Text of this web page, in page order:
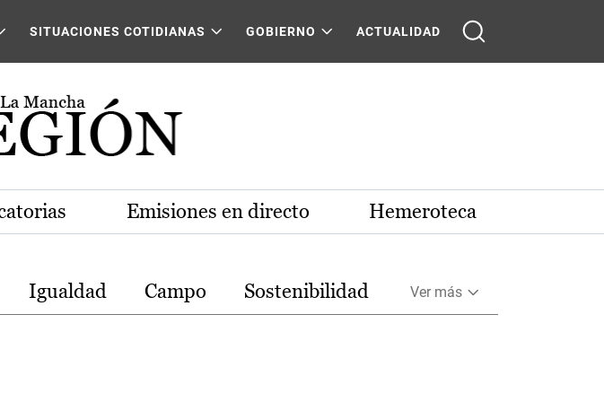
SITUACIONES COTIDIANAS GOBIERNO ACTUALIDAD
Emisiones en directo Hemeroteca
Igualdad Campo Sostenibilidad Ver más